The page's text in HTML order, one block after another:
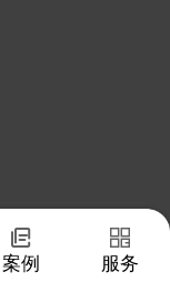
案例 服务